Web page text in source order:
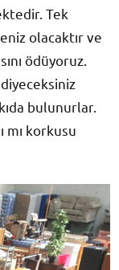
Tek
olacaktır ve
ödüyoruz.
bulunurlar.
mı korkusu